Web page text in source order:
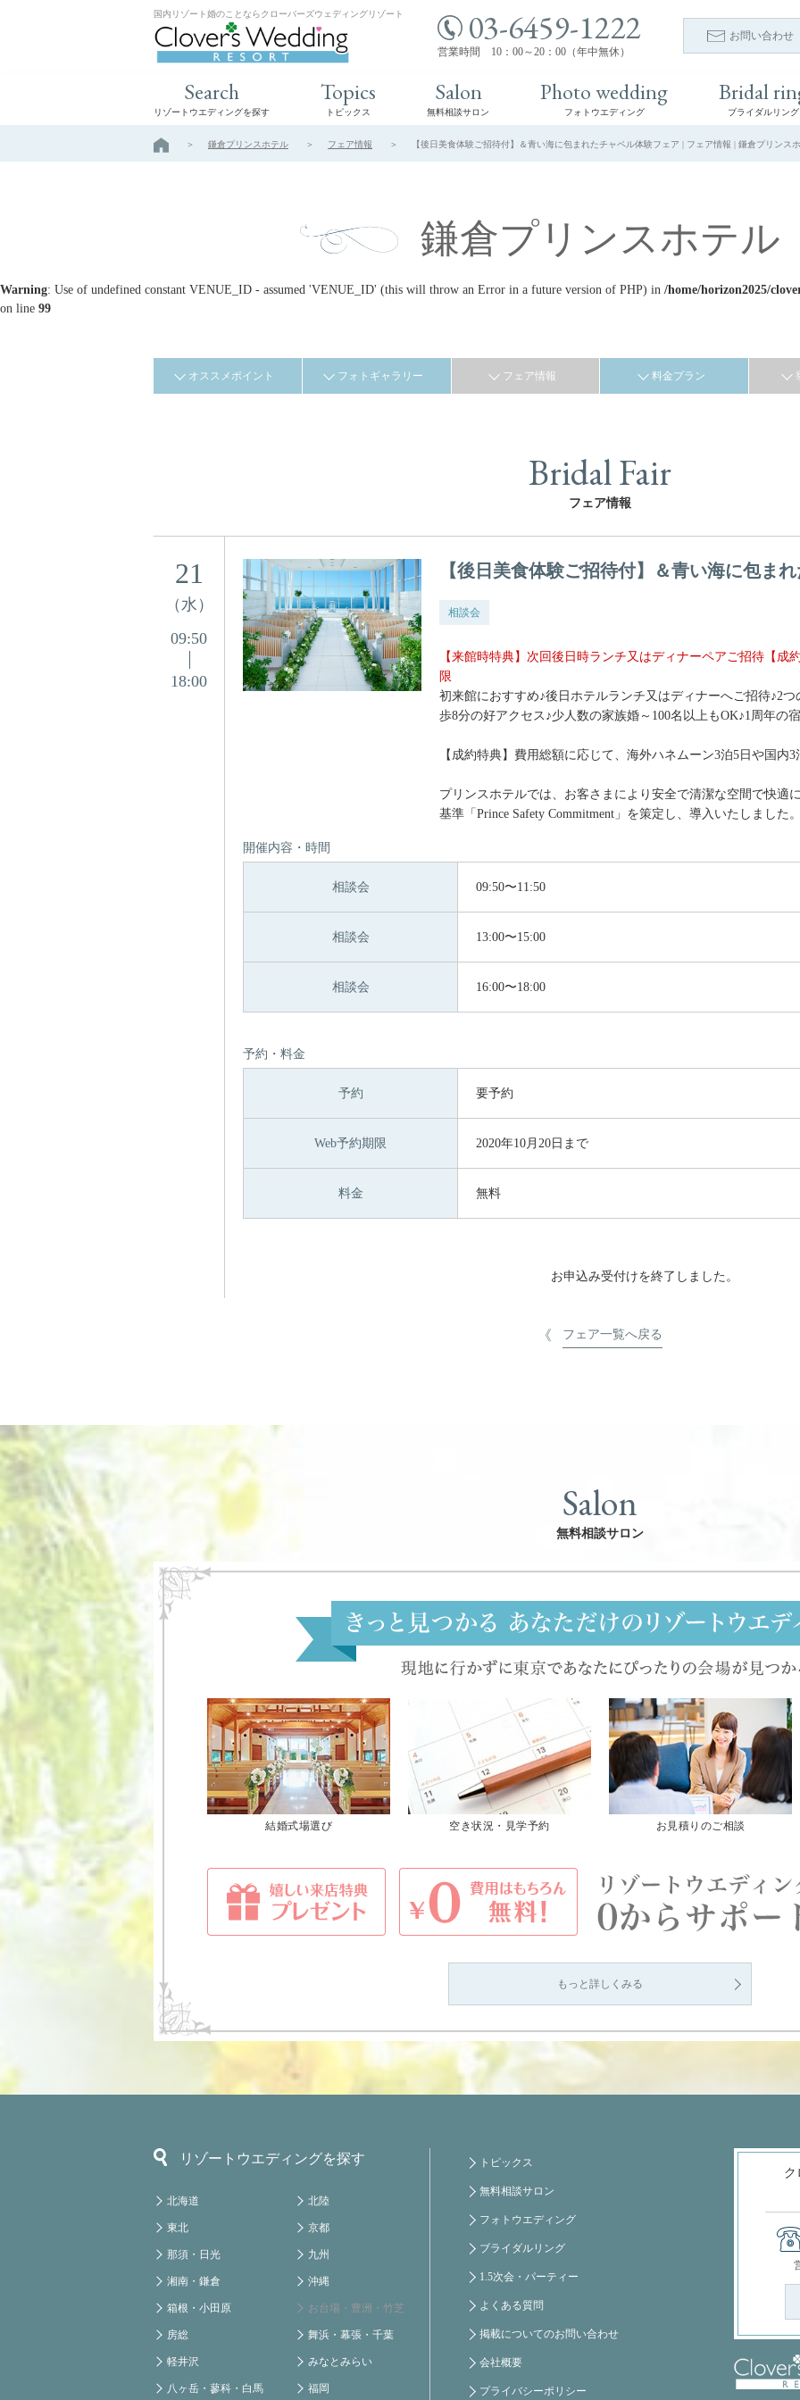
国内リゾート婚のことならクローバーズウェディングリゾート 03-6459-1222
営業時間 10：00～20：00（年中無休）
お問い合わせ
Search
リゾートウエディングを探す
Topics
トピックス
Salon
無料相談サロン
Photo wedding
フォトウエディング
Bridal
ブライダルリング
鎌倉プリンスホテル フェア情報 【後日美食体験ご招待付】＆青い海に包まれたチャペル体験フェア | フェア情報 | 鎌倉プリンス
鎌倉プリンスホテル
Warning: Use of undefined constant VENUE_ID - assumed 'VENUE_ID' (this will throw an Error in a future version of PHP) in /home/horizon2025/
on line 99
オススメポイント フォトギャラリー フェア情報 料金プラン
Bridal Fair
フェア情報
21
（水）
09:50
18:00
【後日美食体験ご招待付】＆青い海に包ま
相談会
【来館時特典】次回後日時ランチ又はディナーペアご招待【成
限
初来館におすすめ♪後日ホテルランチ又はディナーへご招待♪2
歩8分の好アクセス♪少人数の家族婚～100名以上もOK♪1周年の
【成約特典】費用総額に応じて、海外ハネムーン3泊5日や国内
プリンスホテルでは、お客さまにより安全で清潔な空間で快適
基準「Prince Safety Commitment」を策定し、導入いたしました
開催内容・時間
相談会 09:50〜11:50
相談会 13:00〜15:00
相談会 16:00〜18:00
予約・料金
予約 要予約
Web予約期限 2020年10月20日まで
料金 無料
お申込み受付けを終了しました。
フェア一覧へ戻る
Salon
無料相談サロン
結婚式場選び 空き状況・見学予約 お見積りのご相談
もっと詳しくみる
リゾートウエディングを探す
北海道
東北
那須・日光
湘南・鎌倉
箱根・小田原
房総
軽井沢
八ヶ岳・蓼科・白馬
北陸
京都
九州
沖縄
お台場・豊洲・竹芝
舞浜・幕張・千葉
みなとみらい
福岡
トピックス
無料相談サロン
フォトウエディング
ブライダルリング
1.5次会・パーティー
よくある質問
掲載についてのお問い合わせ
会社概要
プライバシーポリシー
ク